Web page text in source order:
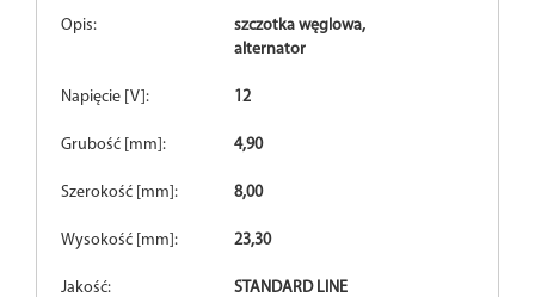
Opis:
szczotka węglowa,
alternator
Napięcie [V]: 12
Grubość [mm]: 4,90
Szerokość [mm]: 8,00
Wysokość [mm]: 23,30
Jakość: STANDARD LINE